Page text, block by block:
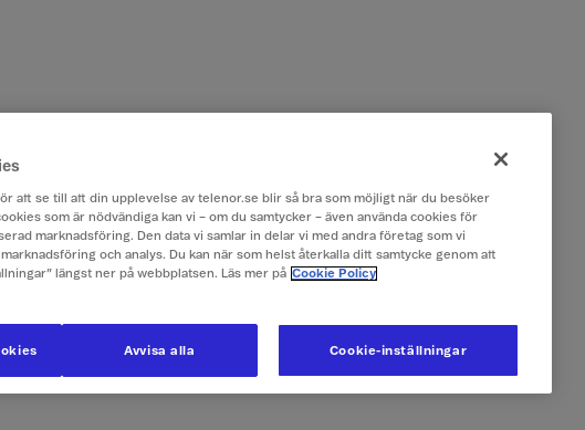
att se till att din upplevelse av telenor.se blir så bra som möjligt när du besöker
som är nödvändiga kan vi – om du samtycker – även använda cookies för
marknadsföring. Den data vi samlar in delar vi med andra företag som vi
och analys. Du kan när som helst återkalla ditt samtycke genom att
längst ner på webbplatsen. Läs mer på Cookie Policy
Cookie-inställningar
Avvisa alla